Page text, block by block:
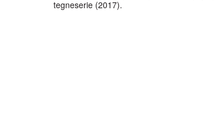
tegneserie (2017).